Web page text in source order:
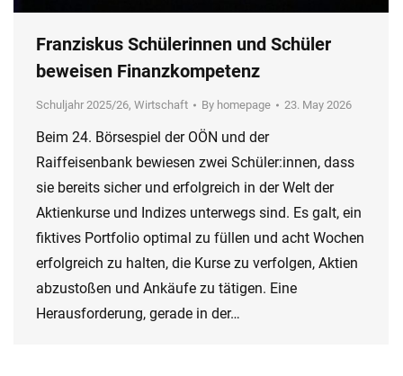
Franziskus Schülerinnen und Schüler
beweisen Finanzkompetenz
Schuljahr 2025/26, Wirtschaft By homepage 23. May 2026
Beim 24. Börsespiel der OÖN und der
Raiffeisenbank bewiesen zwei Schüler:innen, dass
sie bereits sicher und erfolgreich in der Welt der
Aktienkurse und Indizes unterwegs sind. Es galt, ein
fiktives Portfolio optimal zu füllen und acht Wochen
erfolgreich zu halten, die Kurse zu verfolgen, Aktien
abzustoßen und Ankäufe zu tätigen. Eine
Herausforderung, gerade in der…